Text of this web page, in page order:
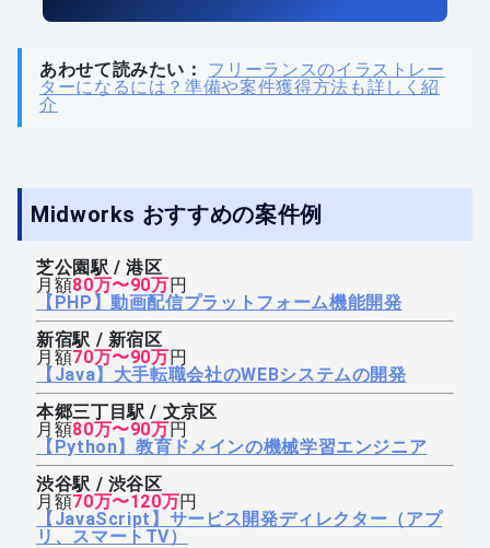
あわせて読みたい：
フリーランスのイラストレー
ターになるには？準備や案件獲得方法も詳しく紹
介
Midworks おすすめの案件例
芝公園駅 / 港区
月額80万〜90万円
【PHP】動画配信プラットフォーム機能開発
新宿駅 / 新宿区
月額70万〜90万円
【Java】大手転職会社のWEBシステムの開発
本郷三丁目駅 / 文京区
月額80万〜90万円
【Python】教育ドメインの機械学習エンジニア
渋谷駅 / 渋谷区
月額70万〜120万円
【JavaScript】サービス開発ディレクター（アプ
リ、スマートTV）